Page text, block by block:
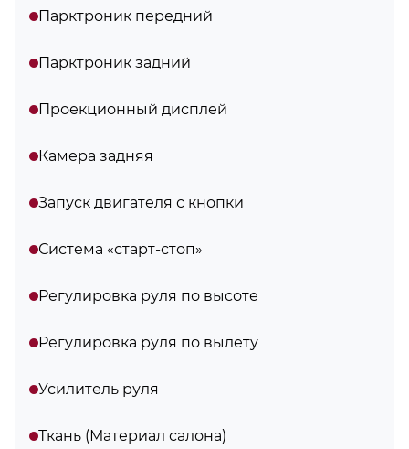
Парктроник передний
Парктроник задний
Проекционный дисплей
Камера задняя
Запуск двигателя с кнопки
Система «старт-стоп»
Регулировка руля по высоте
Регулировка руля по вылету
Усилитель руля
Ткань (Материал салона)